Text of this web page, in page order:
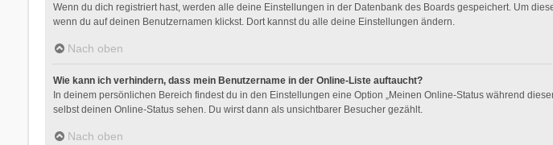
Wenn du dich registriert hast, werden alle deine Einstellungen in der Datenbank des Boards gespeichert. Um
wenn du auf deinen Benutzernamen klickst. Dort kannst du alle deine Einstellungen ändern.
Nach oben
Wie kann ich verhindern, dass mein Benutzername in der Online-Liste auftaucht?
In deinem persönlichen Bereich findest du in den Einstellungen eine Option „Meinen Online-Status während
selbst deinen Online-Status sehen. Du wirst dann als unsichtbarer Besucher gezählt.
Nach oben